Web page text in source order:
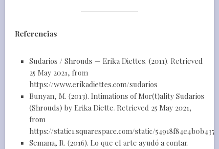
Referencias
Sudarios / Shrouds — Erika Diettes. (2011). Retrieved
25 May 2021, from
https://www.erikadiettes.com/sudarios
Bunyan, M. (2013). Intimations of Mor(t)ality Sudarios
(Shrouds) by Erika Diette. Retrieved 25 May 2021,
from
https://static1.squarespace.com/static/
Semana, R. (2016). Lo que el arte ayudó a contar.